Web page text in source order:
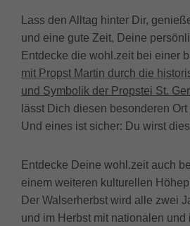
Lass den Alltag hinter Dir,
und eine gute Zeit, Deine
Entdecke die wohl.zeit bei einer
mit Propst Martin durch die
und Symbolik der Propstei St.
lässt Dich diesen besonderen
Und eines ist sicher: Du wirst
Entdecke Deine wohl.zeit auch
einem weiteren kulturellen
Der Walserherbst wird alle zwei
und im Herbst mit nationalen und